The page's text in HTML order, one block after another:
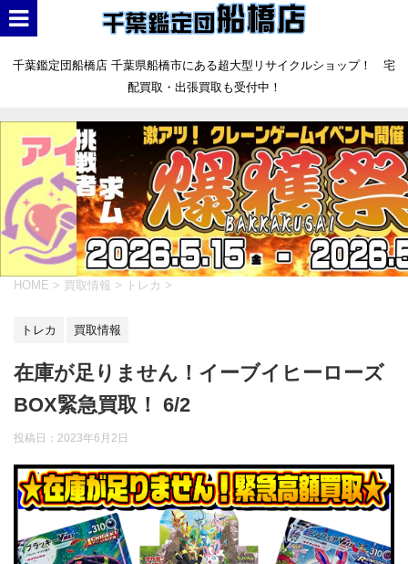
千葉鑑定団船橋店 千葉県船橋市にある超大型リサイクルショップ！ 宅
配買取・出張買取も受付中！
HOME > 買取情報 > トレカ >
トレカ 買取情報
在庫が足りません！イーブイヒーローズ
BOX緊急買取！ 6/2
投稿日： 2023年6月2日